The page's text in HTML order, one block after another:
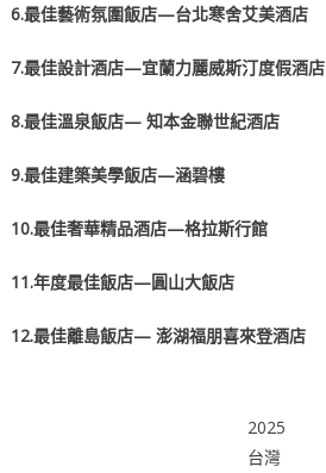
6.最佳藝術氛圍飯店—台北寒舍艾美酒店
7.最佳設計酒店—宜蘭力麗威斯汀度假酒店
8.最佳溫泉飯店— 知本金聯世紀酒店
9.最佳建築美學飯店—涵碧樓
10.最佳奢華精品酒店—格拉斯行館
11.年度最佳飯店—圓山大飯店
12.最佳離島飯店— 澎湖福朋喜來登酒店
2025
台灣